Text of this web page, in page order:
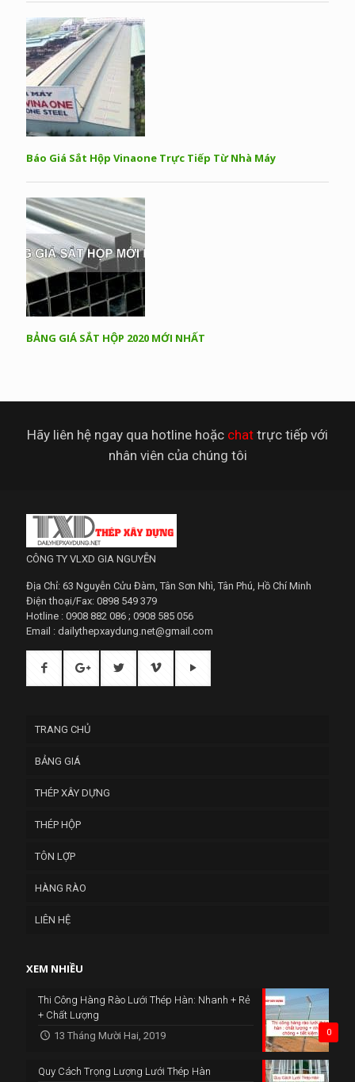
Báo Giá Sắt Hộp Vinaone Trực Tiếp Từ Nhà Máy
BẢNG GIÁ SẮT HỘP 2020 MỚI NHẤT
Hãy liên hệ ngay qua hotline hoặc chat trực tiếp với
nhân viên của chúng tôi
CÔNG TY VLXD GIA NGUYỄN
Địa Chỉ: 63 Nguyễn Cửu Đàm, Tân Sơn Nhì, Tân Phú, Hồ Chí Minh
Điện thoại/Fax: 0898 549 379
Hotline : 0908 882 086 ; 0908 585 056
Email : dailythepxaydung.net@gmail.com
TRANG CHỦ
BẢNG GIÁ
THÉP XÂY DỰNG
THÉP HỘP
TÔN LỢP
HÀNG RÀO
LIÊN HỆ
XEM NHIỀU
0
Thi Công Hàng Rào Lưới Thép Hàn: Nhanh + Rẻ
+ Chất Lượng
13 Tháng Mười Hai, 2019
Quy Cách Trọng Lượng Lưới Thép Hàn